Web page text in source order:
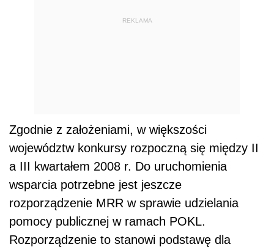
REKLAMA
Zgodnie z założeniami, w większości
województw konkursy rozpoczną się między II
a III kwartałem 2008 r. Do uruchomienia
wsparcia potrzebne jest jeszcze
rozporządzenie MRR w sprawie udzielania
pomocy publicznej w ramach POKL.
Rozporządzenie to stanowi podstawę dla